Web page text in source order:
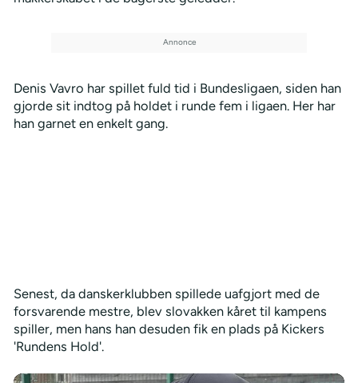
Denis Vavro har spillet fuld tid i Bundesligaen, siden han
gjorde sit indtog på holdet i runde fem i ligaen. Her har
han garnet en enkelt gang.
Senest, da danskerklubben spillede uafgjort med de
forsvarende mestre, blev slovakken kåret til kampens
spiller, men hans han desuden fik en plads på Kickers
'Rundens Hold'.